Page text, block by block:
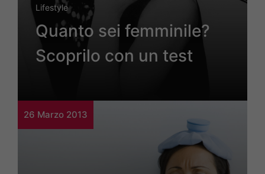
Lifestyle
Quanto sei femminile?
Scoprilo con un test
26 Marzo 2013